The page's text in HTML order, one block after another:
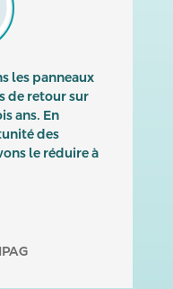
les panneaux
de retour sur
ans. En
des
le réduire à
IPAG